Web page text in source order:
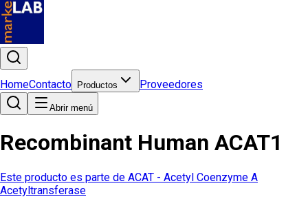
HomeContacto Productos Proveedores
Abrir menú
Recombinant Human ACAT1
Este producto es parte de ACAT - Acetyl Coenzyme A
Acetyltransferase